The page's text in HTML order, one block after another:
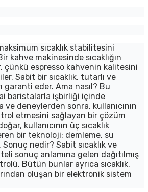
sıcaklık stabilitesini
kahve makinesinde sıcaklığın
çünkü espresso kahvenin kalitesini
Sabit bir sıcaklık, tutarlı ve
garanti eder. Ama nasıl? Bu
baristalarla işbirliği içinde
ve deneylerden sonra, kullanıcının
etmesini sağlayan bir çözüm
kullanıcının üç sıcaklık
bir teknoloji: demleme, su
nedir? Sabit sıcaklık ve
sonuç anlamına gelen dağıtılmış
Bütün bunlar ayrıca sıcaklık,
oluşan bir elektronik sistem